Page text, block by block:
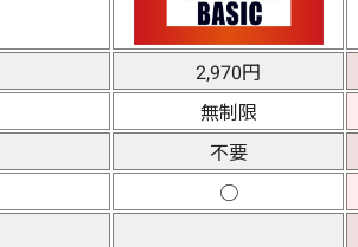
2,970円
無制限
不要
○